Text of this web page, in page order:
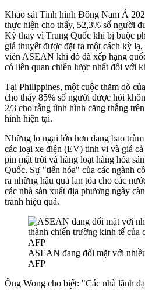
Khảo sát Tình hình Đông Nam Á
thực hiện cho thấy, 52,3% số người
Kỳ thay vì Trung Quốc khi bị buộc
giả thuyết được đặt ra một cách kỳ
viên ASEAN khi đó đã xếp hạng
có liên quan chiến lược nhất đối với
Tại Philippines, một cuộc thăm dò
cho thấy 85% số người được hỏi
2/3 cho rằng tình hình căng thẳng
hình hiện tại.
Những lo ngại lớn hơn đang bao
các loại xe điện (EV) tinh vi và giá
pin mặt trời và hàng loạt hàng hóa
Quốc. Sự "tiến hóa" của các ngành
ra những hậu quả lan tỏa cho các
các nhà sản xuất địa phương ngày
tranh hiệu quả.
ASEAN đang đối mặt với
AFP
Ông Wong cho biết: "Các nhà lãnh